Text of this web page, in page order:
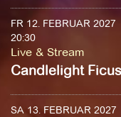
FR 12. FEBRUAR 2027
20:30
Live & Stream
Candlelight
SA 13. FEBRUAR 2027